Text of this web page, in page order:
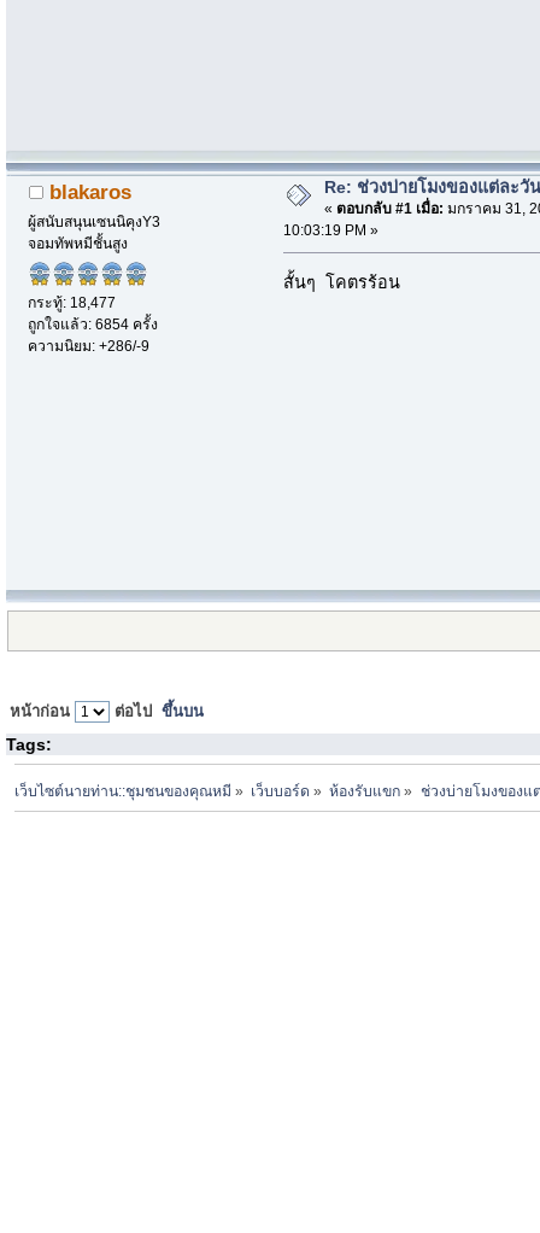
blakaros
ผู้สนับสนุนเซนนิคุงY3
จอมทัพหมีชั้นสูง
กระทู้: 18,477
ถูกใจแล้ว: 6854 ครั้ง
ความนิยม: +286/-9
Re: ช่วงบ่ายโมงของแต่ละวั
« ตอบกลับ #1 เมื่อ: มกราคม 31,
10:03:19 PM »
สั้นๆ โคตรร้อน
หน้าก่อน ต่อไป ขึ้นบน
Tags:
เว็บไซต์นายท่าน::ชุมชนของคุณหมี » เว็บบอร์ด » ห้องรับแขก » ช่วงบ่ายโมงของแ